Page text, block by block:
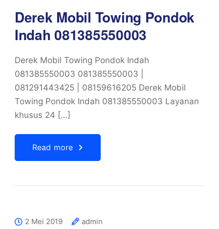
Derek Mobil Towing Pondok
Indah 081385550003
Derek Mobil Towing Pondok Indah
081385550003 081385550003 |
081291443425 | 08159616205 Derek Mobil
Towing Pondok Indah 081385550003 Layanan
khusus 24 […]
Read more
2 Mei 2019
admin